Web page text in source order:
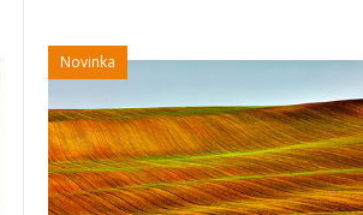
Novinka